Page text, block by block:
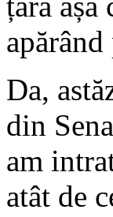
Da,
din
am
atât de